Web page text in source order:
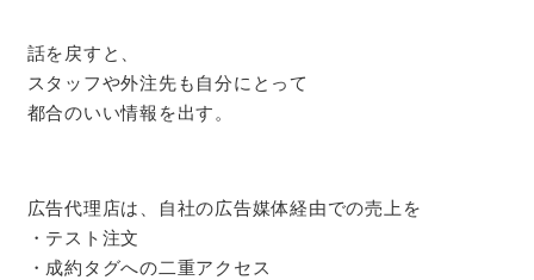
話を戻すと、
スタッフや外注先も自分にとって
都合のいい情報を出す。
広告代理店は、自社の広告媒体経由での売上を
・テスト注文
・成約タグへの二重アクセス